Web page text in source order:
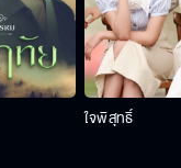
ใจพิสุทธิ์